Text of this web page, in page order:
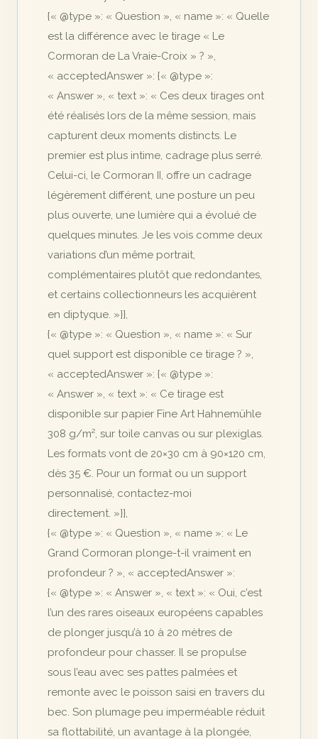
{« @type »: « Question », « name »: « Quelle
est la différence avec le tirage « Le
Cormoran de La Vraie-Croix » ? »,
« acceptedAnswer »: {« @type »:
« Answer », « text »: « Ces deux tirages ont
été réalisés lors de la même session, mais
capturent deux moments distincts. Le
premier est plus intime, cadrage plus serré.
Celui-ci, le Cormoran II, offre un cadrage
légèrement différent, une posture un peu
plus ouverte, une lumière qui a évolué de
quelques minutes. Je les vois comme deux
variations d’un même portrait,
complémentaires plutôt que redondantes,
et certains collectionneurs les acquièrent
en diptyque. »}},
{« @type »: « Question », « name »: « Sur
quel support est disponible ce tirage ? »,
« acceptedAnswer »: {« @type »:
« Answer », « text »: « Ce tirage est
disponible sur papier Fine Art Hahnemühle
308 g/m², sur toile canvas ou sur plexiglas.
Les formats vont de 20×30 cm à 90×120 cm,
dès 35 €. Pour un format ou un support
personnalisé, contactez-moi
directement. »}},
{« @type »: « Question », « name »: « Le
Grand Cormoran plonge-t-il vraiment en
profondeur ? », « acceptedAnswer »:
{« @type »: « Answer », « text »: « Oui, c’est
l’un des rares oiseaux européens capables
de plonger jusqu’à 10 à 20 mètres de
profondeur pour chasser. Il se propulse
sous l’eau avec ses pattes palmées et
remonte avec le poisson saisi en travers du
bec. Son plumage peu imperméable réduit
sa flottabilité, un avantage à la plongée,